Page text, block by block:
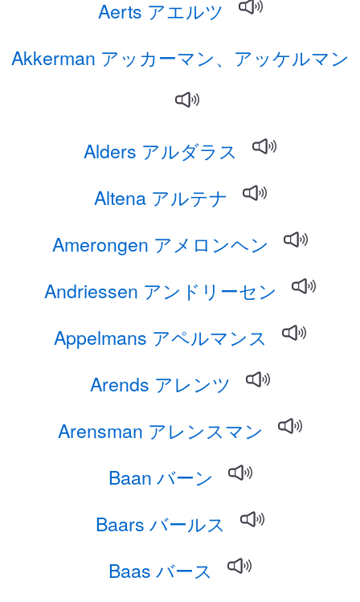
Aerts アエルツ
Akkerman アッカーマン、アッケルマン
Alders アルダラス
Altena アルテナ
Amerongen アメロンヘン
Andriessen アンドリーセン
Appelmans アペルマンス
Arends アレンツ
Arensman アレンスマン
Baan バーン
Baars バールス
Baas バース